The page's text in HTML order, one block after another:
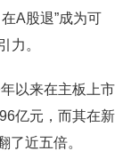
A股退”成为可
力。
以来在主板上市
亿元，而其在新
了近五倍。